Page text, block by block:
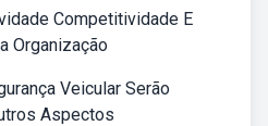
Competitividade E
Organização
Veicular Serão
Aspectos